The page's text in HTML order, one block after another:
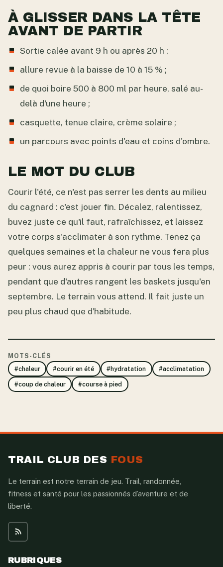
À GLISSER DANS LA TÊTE
AVANT DE PARTIR
Sortie calée avant 9 h ou après 20 h ;
allure revue à la baisse de 10 à 15 % ;
de quoi boire 500 à 800 ml par heure, salé au-
delà d'une heure ;
casquette, tenue claire, crème solaire ;
un parcours avec points d'eau et coins d'ombre.
LE MOT DU CLUB
Courir l'été, ce n'est pas serrer les dents au milieu
du cagnard : c'est jouer fin. Décalez, ralentissez,
buvez juste ce qu'il faut, rafraîchissez, et laissez
votre corps s'acclimater à son rythme. Tenez ça
quelques semaines et la chaleur ne vous fera plus
peur : vous aurez appris à courir par tous les temps,
pendant que d'autres rangent les baskets jusqu'en
septembre. Le terrain vous attend. Il fait juste un
peu plus chaud que d'habitude.
MOTS-CLÉS
#chaleur
#courir en été #hydratation #acclimatation
#coup de chaleur #course à pied
TRAIL CLUB DES FOUS
Le terrain est notre terrain de jeu. Trail, randonnée,
fitness et santé pour les passionnés d’aventure et de
liberté.
RUBRIQUES